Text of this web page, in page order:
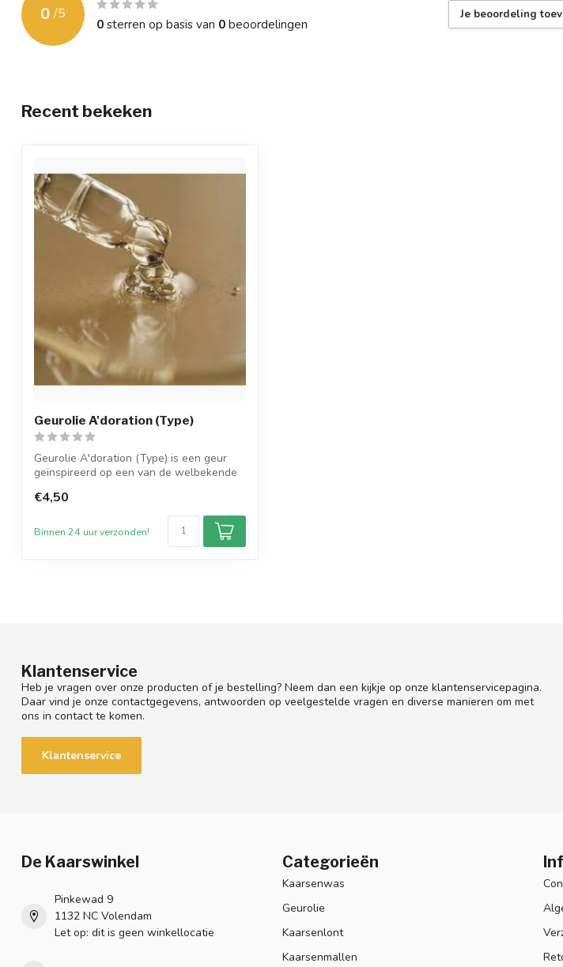
0 /5
0sterren op basis van 0beoordelingen
Je beoordeling
Recent bekeken
Geurolie A'doration (Type)
Geurolie A'doration (Type) is een geur
geïnspireerd op een van de welbekende
€4,50
Binnen 24 uur verzonden!
Klantenservice
Heb je vragen over onze producten of je bestelling? Neem dan een kijkje op onze klantenservicepagina.
Daar vind je onze contactgegevens, antwoorden op veelgestelde vragen en diverse manieren om met
ons in contact te komen.
Klantenservice
De Kaarswinkel
Pinkewad 9
1132 NC Volendam
Let op: dit is geen winkellocatie
Categorieën
Kaarsenwas
Geurolie
Kaarsenlont
Kaarsenmallen